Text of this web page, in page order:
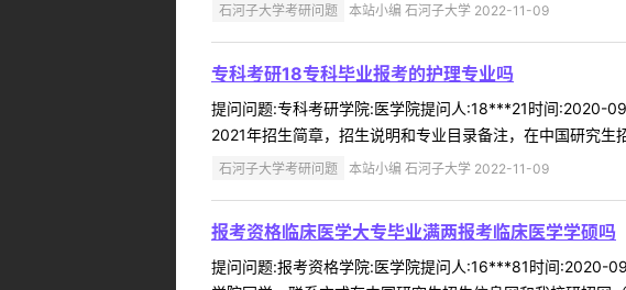
石河子大学考研问题 本站小编 石河子大学 2022-11-09
专科考研18专科毕业报考的护理专业吗
提问问题:专科考研学院:医学院提问人:18***21时间:2020-
2021年招生简章，招生说明和专业目录备注，在中国研究
石河子大学考研问题 本站小编 石河子大学 2022-11-09
报考资格临床医学大专毕业满两报考临床医学学硕吗
提问问题:报考资格学院:医学院提问人:16***81时间:2020-